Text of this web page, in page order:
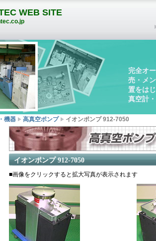
WEB SITE
完全オ
売・メ
置をは
真空計
機器 高真空ポンプ イオンポンプ 912-7050
イオンポンプ 912-7050
■画像をクリックすると拡大写真が表示されます